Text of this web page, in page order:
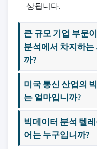
상됩니다.
큰 규모 기업 부문
분석에서 차지하
까?
미국 통신 산업의
는 얼마입니까?
빅데이터 분석 텔
어는 누구입니까?